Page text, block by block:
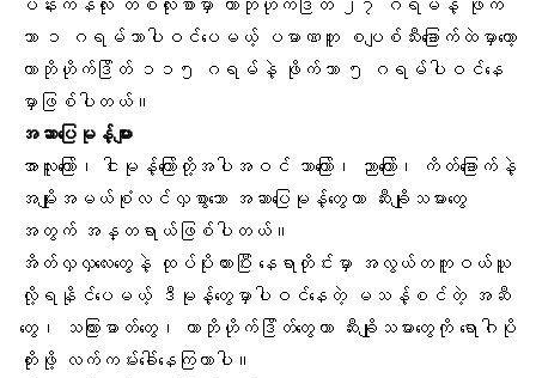
ဘာ ၁ ဂရမ်သာပါဝင်ပေမယ့် ပမာဏတူ စပျစ်သီးခြောက်ထဲမှာတော့
ကာဘိုဟိုက်ဒြိတ် ၁၁၅ ဂရမ်နဲ့ ဖိုက်ဘာ ၅ ဂရမ်ပါဝင်နေ
မှာဖြစ်ပါတယ်။
အဆာပြေမုန့်များ
အာလူးကြော်၊ ငါးမုန့်ကြော်တို့အပါအဝင် ဘာကြော်၊ ညာကြော်၊ ကိတ်ခြောက်နဲ့
အမျိုးအမယ်စုံလင်လှစွာသော အဆာပြေမုန့်တွေ ဟာ ဆီးချိုသမားတွေ
အတွက် အန္တရာယ်ဖြစ်ပါတယ်။
အိတ်လှလှလေးတွေနဲ့ ထုပ်ပိုးထားပြီး နေရာတိုင်းမှာ အလွယ်တကူဝယ်ယူ
လို့ရနိုင်ပေမယ့် ဒီမုန့်တွေမှာပါဝင်နေတဲ့ မသန့်စင်တဲ့ အဆီ
တွေ၊ သကြားဓာတ်တွေ၊ ကာဘိုဟိုက်ဒြိတ်တွေဟာ ဆီးချိုသမားတွေကို ရောဂါပို
တိုးဖို့ လက်ကမ်းခေါ်နေကြတာပါ။